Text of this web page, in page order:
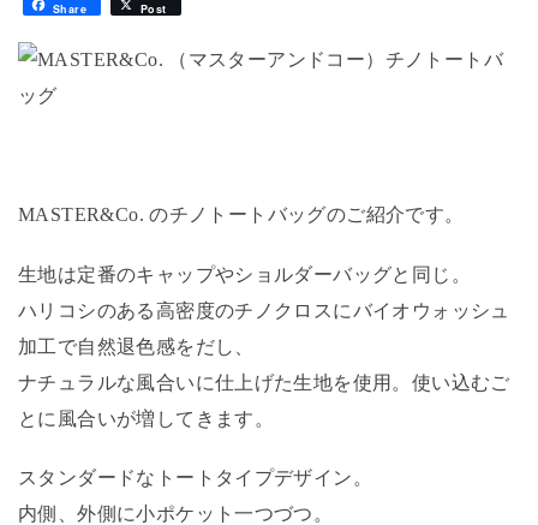
Share Post
MASTER&Co. のチノトートバッグのご紹介です。
生地は定番のキャップやショルダーバッグと同じ。
ハリコシのある高密度のチノクロスにバイオウォッシュ
加工で自然退色感をだし、
ナチュラルな風合いに仕上げた生地を使用。使い込むご
とに風合いが増してきます。
スタンダードなトートタイプデザイン。
内側、外側に小ポケット一つづつ。